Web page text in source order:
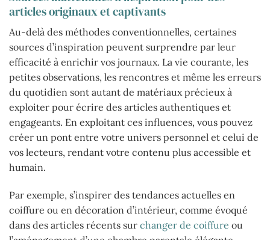
articles originaux et captivants
Au-delà des méthodes conventionnelles, certaines
sources d’inspiration peuvent surprendre par leur
efficacité à enrichir vos journaux. La vie courante, les
petites observations, les rencontres et même les erreurs
du quotidien sont autant de matériaux précieux à
exploiter pour écrire des articles authentiques et
engageants. En exploitant ces influences, vous pouvez
créer un pont entre votre univers personnel et celui de
vos lecteurs, rendant votre contenu plus accessible et
humain.
Par exemple, s’inspirer des tendances actuelles en
coiffure ou en décoration d’intérieur, comme évoqué
dans des articles récents sur changer de coiffure ou